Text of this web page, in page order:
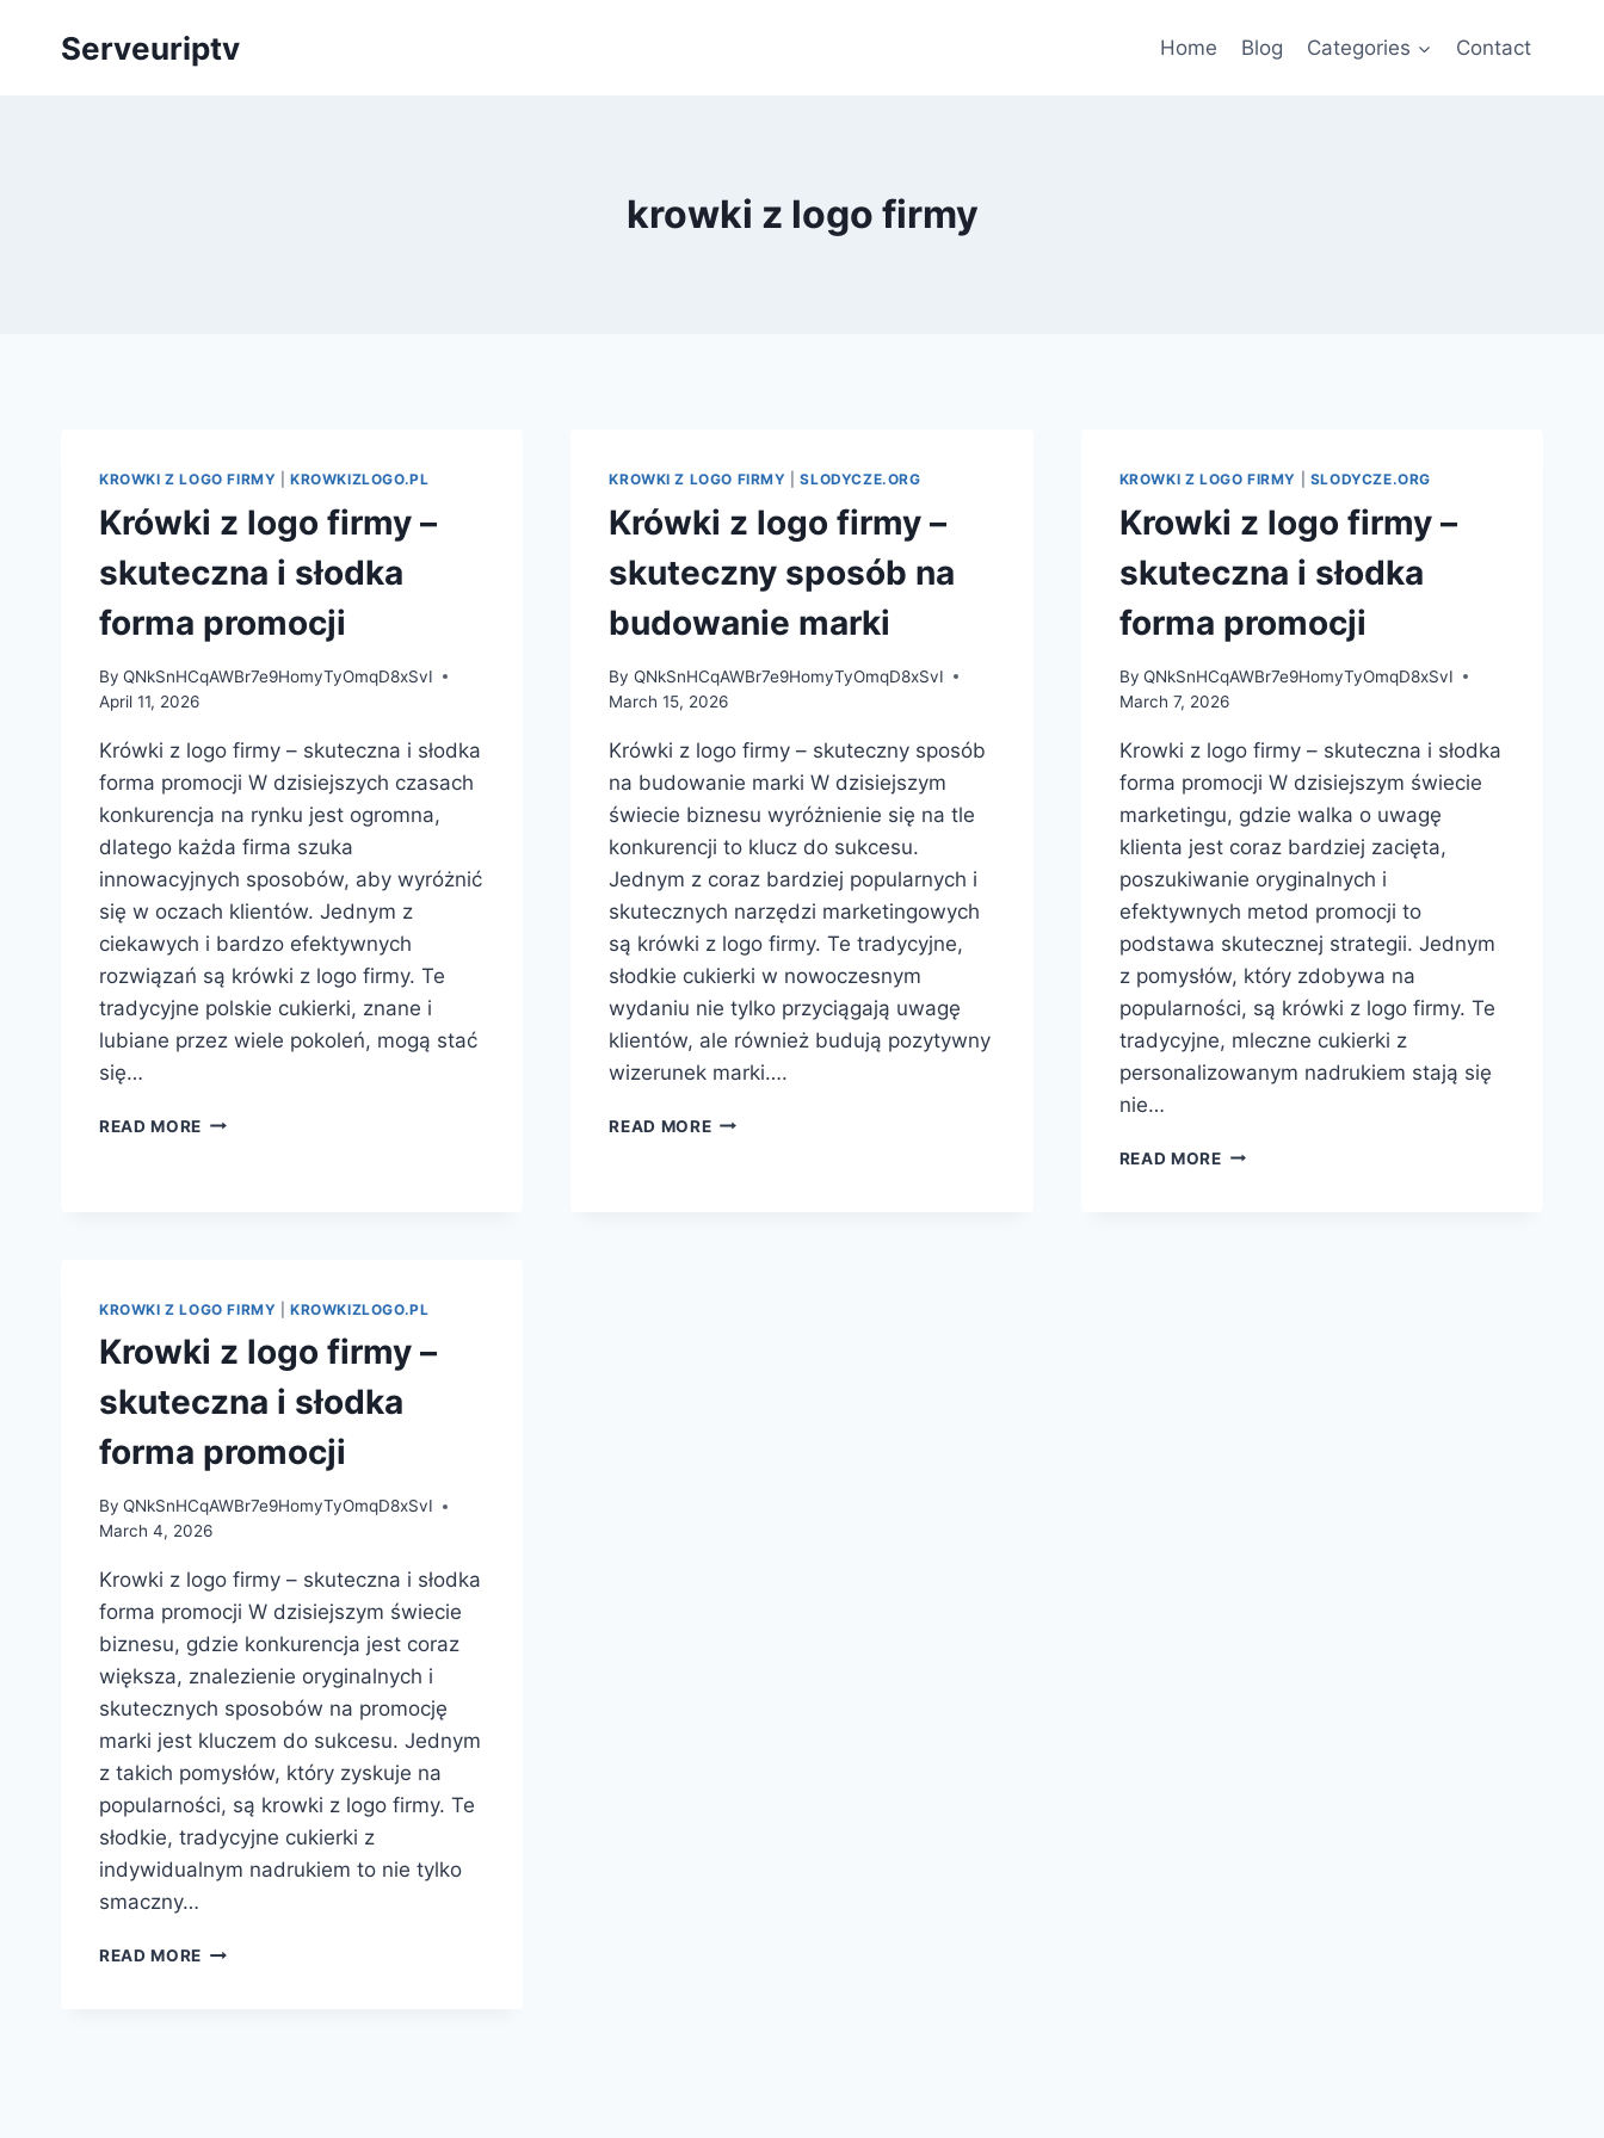
Serveuriptv Home Blog Categories Contact
krowki z logo firmy
KROWKI Z LOGO FIRMY |KROWKIZLOGO.PL
Krówki z logo firmy –
skuteczna i słodka
forma promocji
By QNkSnHCqAWBr7e9HomyTyOmqD8xSvI
April 11, 2026
Krówki z logo firmy – skuteczna i słodka
forma promocji W dzisiejszych czasach
konkurencja na rynku jest ogromna,
dlatego każda firma szuka
innowacyjnych sposobów, aby wyróżnić
się w oczach klientów. Jednym z
ciekawych i bardzo efektywnych
rozwiązań są krówki z logo firmy. Te
tradycyjne polskie cukierki, znane i
lubiane przez wiele pokoleń, mogą stać
się…
READ MORE KRÓWKI
FORMA
PROMOCJI
KROWKI Z LOGO FIRMY |SLODYCZE.ORG
Krówki z logo firmy –
skuteczny sposób na
budowanie marki
By QNkSnHCqAWBr7e9HomyTyOmqD8xSvI
March 15, 2026
Krówki z logo firmy – skuteczny sposób
na budowanie marki W dzisiejszym
świecie biznesu wyróżnienie się na tle
konkurencji to klucz do sukcesu.
Jednym z coraz bardziej popularnych i
skutecznych narzędzi marketingowych
są krówki z logo firmy. Te tradycyjne,
słodkie cukierki w nowoczesnym
wydaniu nie tylko przyciągają uwagę
klientów, ale również budują pozytywny
wizerunek marki….
READ MOREKRÓWKI
KROWKI Z LOGO FIRMY SLODYCZE.ORG
Krowki z logo firmy –
skuteczna i słodka
forma promocji
By QNkSnHCqAWBr7e9HomyTyOmqD8xSvI
March 7, 2026
Krowki z logo firmy – skuteczna i słodka
forma promocji W dzisiejszym świecie
marketingu, gdzie walka o uwagę
klienta jest coraz bardziej zacięta,
poszukiwanie oryginalnych i
efektywnych metod promocji to
podstawa skutecznej strategii. Jednym
z pomysłów, który zdobywa na
popularności, są krówki z logo firmy. Te
tradycyjne, mleczne cukierki z
personalizowanym nadrukiem stają się
nie…
READ MOREKROWKI
KROWKI Z LOGO FIRMY |KROWKIZLOGO.PL
Krowki z logo firmy –
skuteczna i słodka
forma promocji
By QNkSnHCqAWBr7e9HomyTyOmqD8xSvI
March 4, 2026
Krowki z logo firmy – skuteczna i słodka
forma promocji W dzisiejszym świecie
biznesu, gdzie konkurencja jest coraz
większa, znalezienie oryginalnych i
skutecznych sposobów na promocję
marki jest kluczem do sukcesu. Jednym
z takich pomysłów, który zyskuje na
popularności, są krowki z logo firmy. Te
słodkie, tradycyjne cukierki z
indywidualnym nadrukiem to nie tylko
smaczny…
READ MORE KROWKI